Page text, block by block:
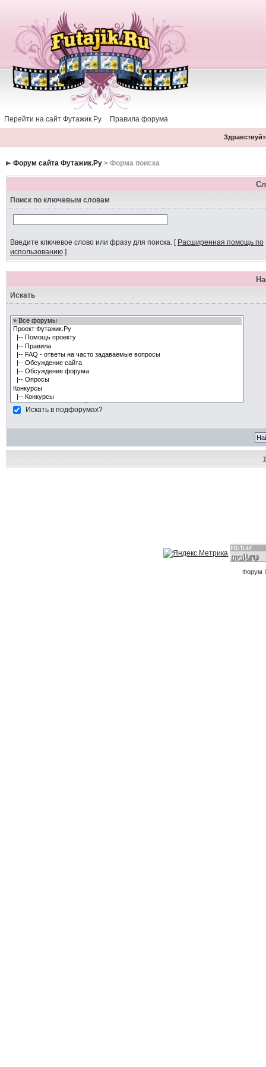
Перейти на сайт Футажик.Ру Правила форума
Форум сайта Футажик.Ру> Форма поиска
Поиск по ключевым словам
Введите ключевое слово или фразу для поиска.[ Расширенная помощь по
использованию]
Искать
Искать в подфорумах?
Форум